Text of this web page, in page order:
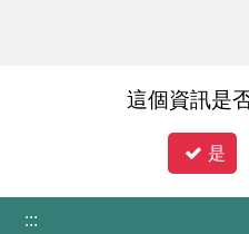
這個資訊是
是
:::